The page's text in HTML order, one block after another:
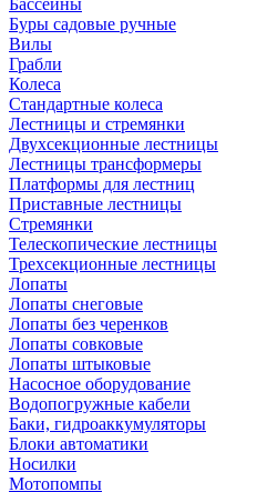
Бассейны
Буры садовые ручные
Вилы
Грабли
Колеса
Стандартные колеса
Лестницы и стремянки
Двухсекционные лестницы
Лестницы трансформеры
Платформы для лестниц
Приставные лестницы
Стремянки
Телескопические лестницы
Трехсекционные лестницы
Лопаты
Лопаты снеговые
Лопаты без черенков
Лопаты совковые
Лопаты штыковые
Насосное оборудование
Водопогружные кабели
Баки, гидроаккумуляторы
Блоки автоматики
Носилки
Мотопомпы